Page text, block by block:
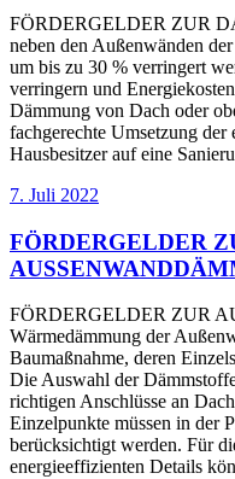
FÖRDERGELDER ZUR
neben den Außenwänden
um bis zu 30 % verringert
verringern und
Dämmung von Dach oder
fachgerechte Umsetzung
Hausbesitzer auf eine
7. Juli 2022
FÖRDERGELDER
FÖRDERGELDER ZUR
Wärmedämmung der
Baumaßnahme, deren
Die Auswahl der
richtigen Anschlüsse an
Einzelpunkte müssen in der
berücksichtigt werden. Für
energieeffizienten Details